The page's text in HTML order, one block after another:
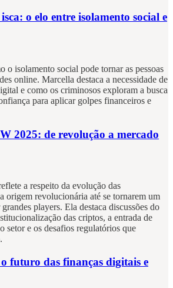
o elo entre isolamento social e
o isolamento social pode tornar as pessoas
online. Marcella destaca a necessidade de
e como os criminosos exploram a busca
para aplicar golpes financeiros e
2025: de revolução a mercado
a respeito da evolução das
origem revolucionária até se tornarem um
players. Ela destaca discussões do
das criptos, a entrada de
setor e os desafios regulatórios que
futuro das finanças digitais e